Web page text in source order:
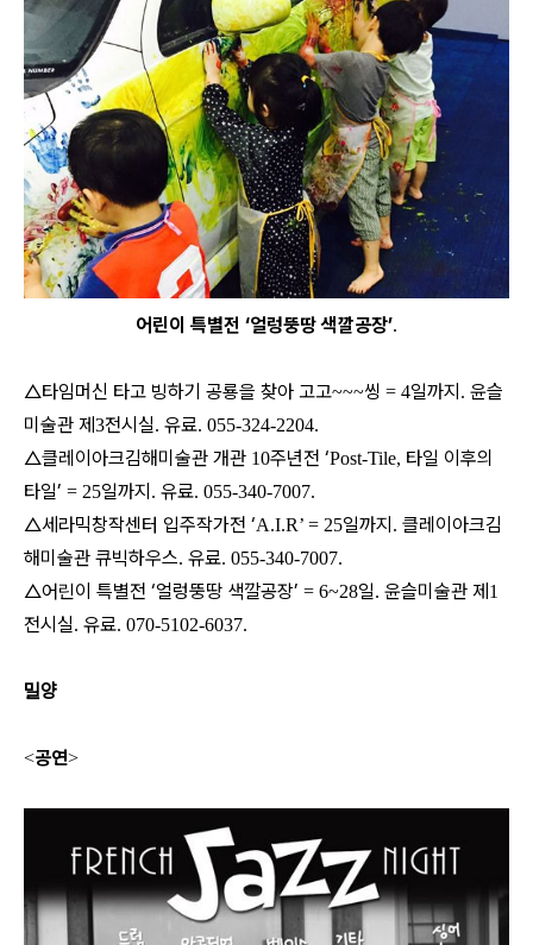
어린이 특별전 ‘얼렁뚱땅 색깔공장’.
△타임머신 타고 빙하기 공룡을 찾아 고고~~~씽 = 4일까지. 윤슬
미술관 제3전시실. 유료. 055-324-2204.
△클레이아크김해미술관 개관 10주년전 ‘Post-Tile, 타일 이후의
타일’ = 25일까지. 유료. 055-340-7007.
△세라믹창작센터 입주작가전 ‘A.I.R’ = 25일까지. 클레이아크김
해미술관 큐빅하우스. 유료. 055-340-7007.
△어린이 특별전 ‘얼렁뚱땅 색깔공장’ = 6~28일. 윤슬미술관 제1
전시실. 유료. 070-5102-6037.
밀양
<공연>